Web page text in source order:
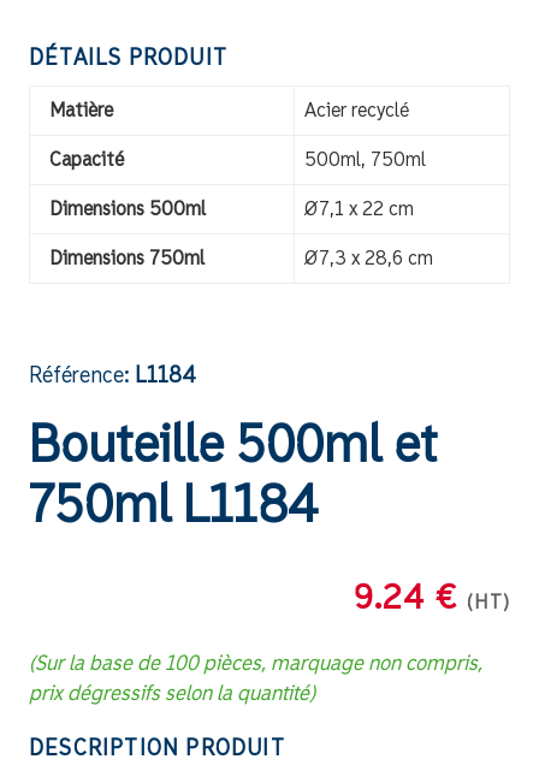
DÉTAILS PRODUIT
Matière Acier recyclé
Capacité 500ml, 750ml
Dimensions 500ml Ø7,1 x 22 cm
Dimensions 750ml Ø7,3 x 28,6 cm
Référence: L1184
Bouteille 500ml et
750ml L1184
9.24 € (HT)
(Sur la base de 100 pièces, marquage non compris,
prix dégressifs selon la quantité)
DESCRIPTION PRODUIT